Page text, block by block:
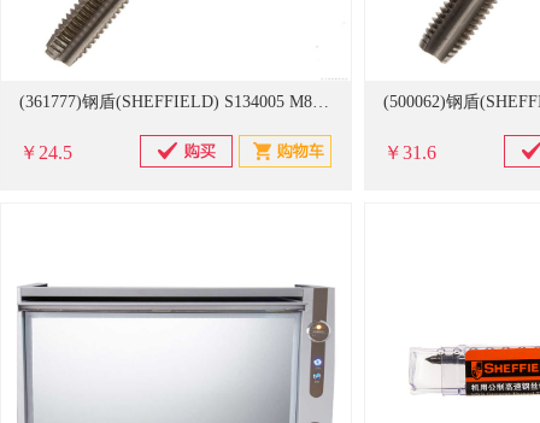
(361777)钢盾(SHEFFIELD) S134005 M8*1.25mm 公制高速钢机用丝锥(单位：把)
￥24.5 ￥31.6